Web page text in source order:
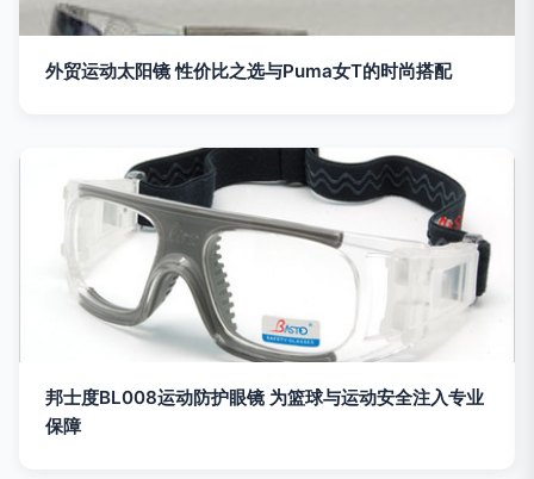
外贸运动太阳镜 性价比之选与Puma女T的时尚搭配
邦士度BL008运动防护眼镜 为篮球与运动安全注入专业
保障